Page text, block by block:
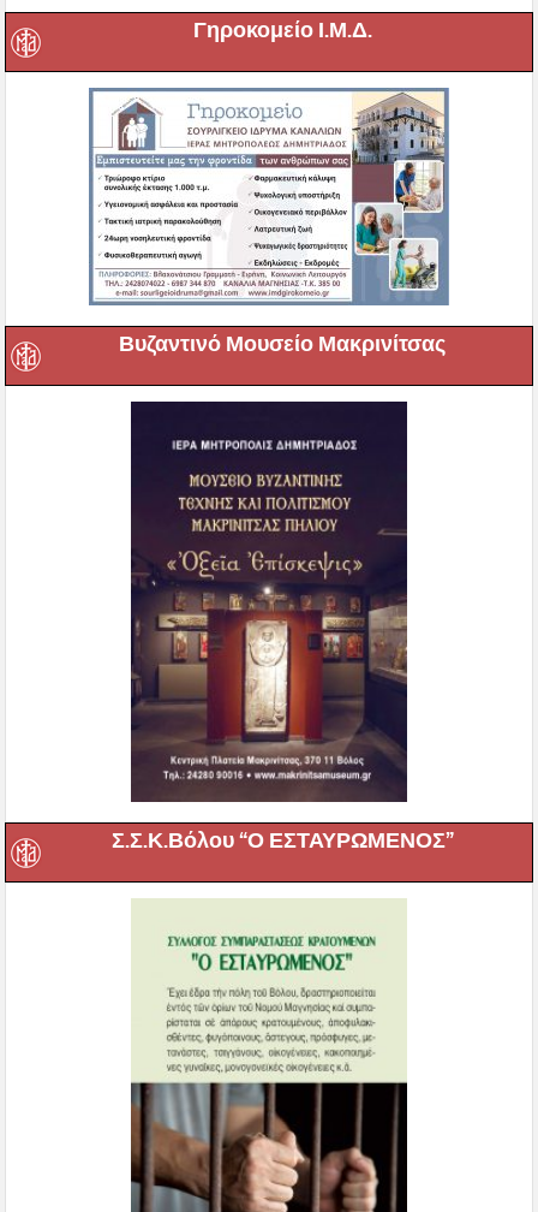
Γηροκομείο Ι.Μ.Δ.
Βυζαντινό Μουσείο Μακρινίτσας
Σ.Σ.Κ.Βόλου “Ο ΕΣΤΑΥΡΩΜΕΝΟΣ”